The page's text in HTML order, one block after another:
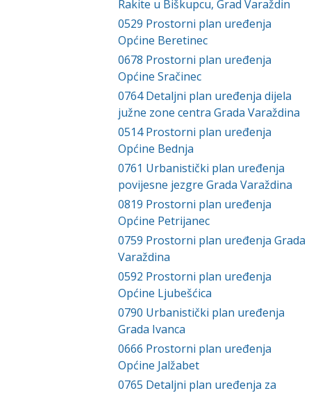
Rakite u Biškupcu, Grad Varaždin
0529 Prostorni plan uređenja
Općine Beretinec
0678 Prostorni plan uređenja
Općine Sračinec
0764 Detaljni plan uređenja dijela
južne zone centra Grada Varaždina
0514 Prostorni plan uređenja
Općine Bednja
0761 Urbanistički plan uređenja
povijesne jezgre Grada Varaždina
0819 Prostorni plan uređenja
Općine Petrijanec
0759 Prostorni plan uređenja Grada
Varaždina
0592 Prostorni plan uređenja
Općine Ljubešćica
0790 Urbanistički plan uređenja
Grada Ivanca
0666 Prostorni plan uređenja
Općine Jalžabet
0765 Detaljni plan uređenja za